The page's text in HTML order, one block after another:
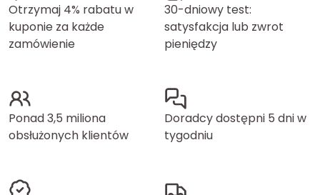
Otrzymaj 4% rabatu w
kuponie za każde
zamówienie
30-dniowy test:
satysfakcja lub zwrot
pieniędzy
Ponad 3,5 miliona
obsłużonych klientów
Doradcy dostępni 5 dni w
tygodniu